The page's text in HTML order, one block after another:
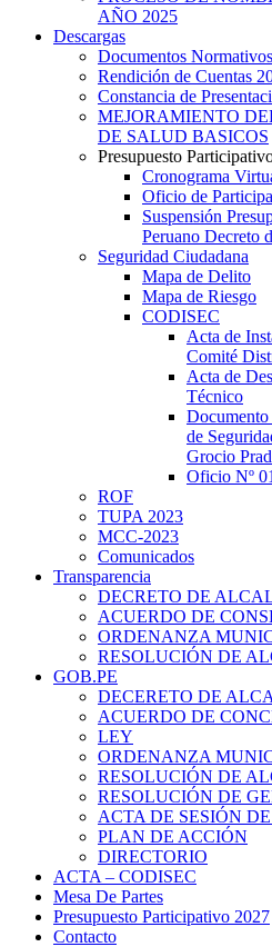
AÑO 2025
Descargas
Documentos Normativos
Rendición de Cuentas
Constancia de
MEJORAMIENTO
DE SALUD BASICOS
Presupuesto
Cronograma
Oficio de
Suspensión
Peruano Decreto
Seguridad Ciudadana
Mapa de Delito
Mapa de Riesgo
CODISEC
Acta de
Comité
Acta de
Técnico
de
Grocio
Oficio Nº
ROF
TUPA 2023
MCC-2023
Comunicados
Transparencia
DECRETO DE
ACUERDO DE
ORDENANZA
RESOLUCIÓN DE
GOB.PE
DECERETO DE
ACUERDO DE
LEY
ORDENANZA
RESOLUCIÓN DE
RESOLUCIÓN DE
ACTA DE SESIÓN
PLAN DE ACCIÓN
DIRECTORIO
ACTA – CODISEC
Mesa De Partes
Presupuesto Participativo 2027
Contacto